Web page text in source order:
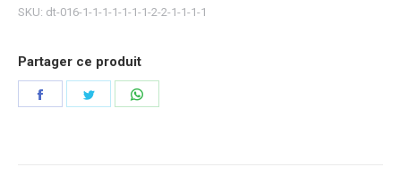
SKU: dt-016-1-1-1-1-1-1-1-2-2-1-1-1-1
Partager ce produit
Partager Partager